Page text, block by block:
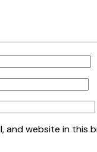
and website in